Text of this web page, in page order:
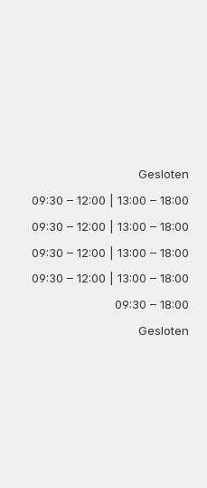
Gesloten
09:30 – 12:00 | 13:00 – 18:00
09:30 – 12:00 | 13:00 – 18:00
09:30 – 12:00 | 13:00 – 18:00
09:30 – 12:00 | 13:00 – 18:00
09:30 – 18:00
Gesloten